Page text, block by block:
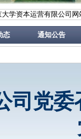
学资本运营有限公司网
态 通知公告
司党委